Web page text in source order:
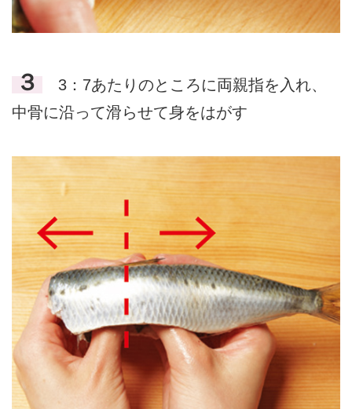
３
3：7あたりのところに両親指を入れ、
中骨に沿って滑らせて身をはがす